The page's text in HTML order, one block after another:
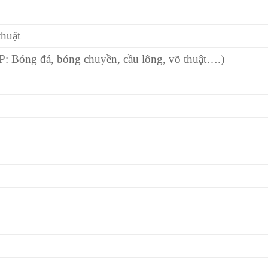
Bóng đá, bóng chuyền, cầu lông, võ thuật….)